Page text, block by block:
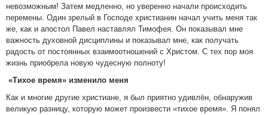
невозможным! Затем медленно, но уверенно начали происходить
перемены. Один зрелый в Господе христианин начал учить меня так
же, как и апостол Павел наставлял Тимофея. Он показывал мне
важность духовной дисциплины и показывал мне, как получать
радость от постоянных взаимоотношений с Христом. С тех пор моя
жизнь приобрела новую чудесную полноту!
«Тихое время» изменило меня
Как и многие другие христиане, я был приятно удивлён, обнаружив
великую разницу, которую может произвести «тихое время». Я понял